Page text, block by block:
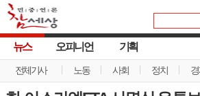
뉴스
전체기사 노동 사회 정치
오피니언 기획